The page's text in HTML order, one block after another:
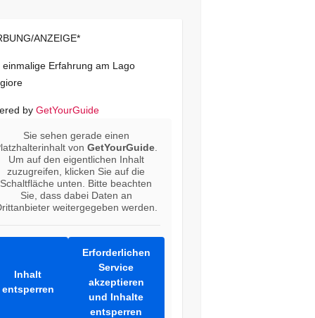
ANZEIGE*
einmalige Erfahrung am Lago
by GetYourGuide
Sie sehen gerade einen
vonGetYourGuide
Um auf den eigentlichen Inhalt
zuzugreifen, klicken Sie auf die
Schaltfläche unten. Bitte beachten
Sie, dass dabei Daten an
weitergegeben werden.
Inhalt
entsperren
Erforderlichen
Service
akzeptieren
und Inhalte
entsperren